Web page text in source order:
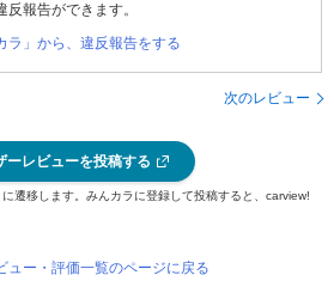
反報告ができます。
ラ」から、違反報告をする
次のレビュー
ーレビューを投稿する
遷移します。みんカラに登録して投稿すると、carview!
ュー・評価一覧のページに戻る